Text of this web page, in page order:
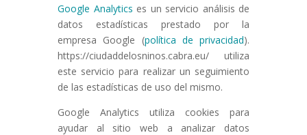
Google Analytics es un servicio análisis de
datos estadísticas prestado por la
empresa Google (política de privacidad).
https://ciudaddelosninos.cabra.eu/ utiliza
este servicio para realizar un seguimiento
de las estadísticas de uso del mismo.
Google Analytics utiliza cookies para
ayudar al sitio web a analizar datos